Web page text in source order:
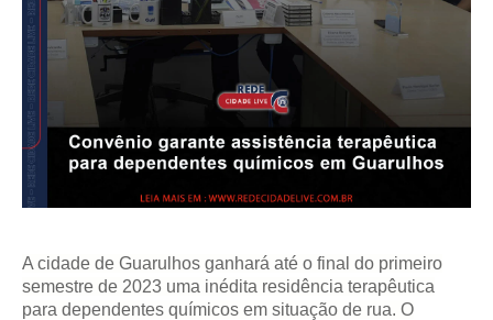
A cidade de Guarulhos ganhará até o final do primeiro
semestre de 2023 uma inédita residência terapêutica
para dependentes químicos em situação de rua. O